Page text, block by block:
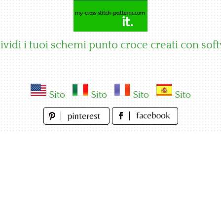
i tuoi schemi punto croce creati con
Sito Sito Sito Sito